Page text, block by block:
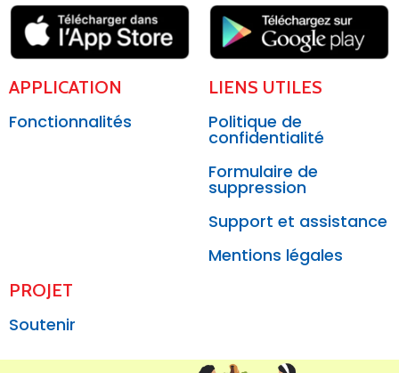
APPLICATION
Fonctionnalités
LIENS UTILES
Politique de
confidentialité
Formulaire de
suppression
Support et assistance
Mentions légales
PROJET
Soutenir